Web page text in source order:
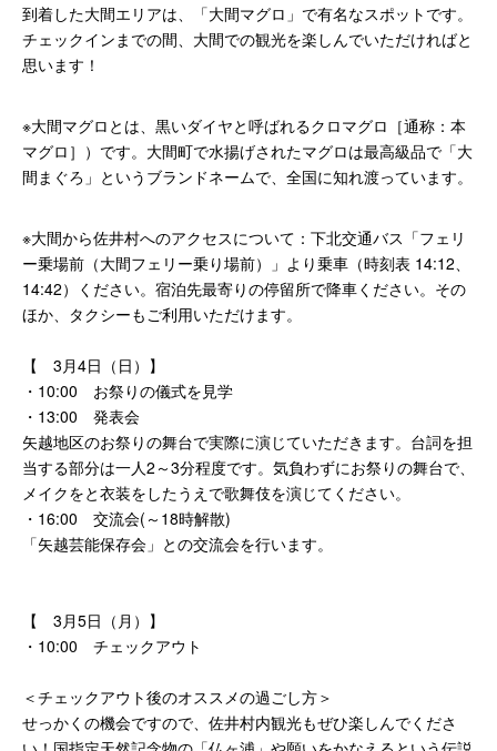
到着した大間エリアは、「大間マグロ」で有名なスポットです。
チェックインまでの間、大間での観光を楽しんでいただければと
思います！
※大間マグロとは、黒いダイヤと呼ばれるクロマグロ［通称：本
マグロ］）です。大間町で水揚げされたマグロは最高級品で「大
間まぐろ」というブランドネームで、全国に知れ渡っています。
※大間から佐井村へのアクセスについて：下北交通バス「フェリ
ー乗場前（大間フェリー乗り場前）」より乗車（時刻表 14:12、
14:42）ください。宿泊先最寄りの停留所で降車ください。その
ほか、タクシーもご利用いただけます。
【 3月4日（日）】
・10:00 お祭りの儀式を見学
・13:00 発表会
矢越地区のお祭りの舞台で実際に演じていただきます。台詞を担
当する部分は一人2～3分程度です。気負わずにお祭りの舞台で、
メイクをと衣装をしたうえで歌舞伎を演じてください。
・16:00 交流会(～18時解散)
「矢越芸能保存会」との交流会を行います。
【 3月5日（月）】
・10:00 チェックアウト
＜チェックアウト後のオススメの過ごし方＞
せっかくの機会ですので、佐井村内観光もぜひ楽しんでくださ